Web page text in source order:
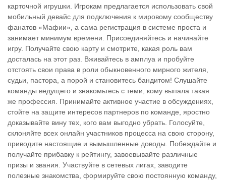
карточной игрушки. Игрокам предлагается использовать свой
мобильный девайс для подключения к мировому сообществу
фанатов «Мафии», а сама регистрация в системе проста и
занимает минимум времени. Присоединяйтесь и начинайте
игру. Получайте свою карту и смотрите, какая роль вам
досталась на этот раз. Вживайтесь в амплуа и пробуйте
отстоять свои права в роли обыкновенного мирного жителя,
судьи, пастора, а порой и становитесь бандитом! Слушайте
команды ведущего и знакомьтесь с теми, кому выпала такая
же профессия. Принимайте активное участие в обсуждениях,
стойте на защите интересов партнеров по команде, яростно
доказывайте вину тех, кого вам выгодно убрать. Голосуйте,
склоняйте всех онлайн участников процесса на свою сторону,
приводите настоящие и вымышленные доводы. Побеждайте и
получайте прибавку к рейтингу, завоевывайте различные
призы и звания. Участвуйте в сетевых лигах, заводите
полезные знакомства, формируйте свою постоянную команду,